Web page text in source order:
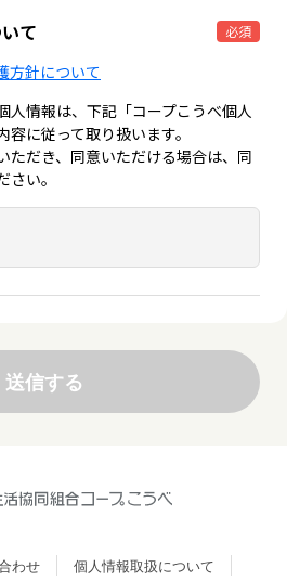
て 必須
方針について
人情報は、下記「コープこうべ個人
に従って取り扱います。
ただき、同意いただける場合は、同
い。
わせ 個人情報取扱について